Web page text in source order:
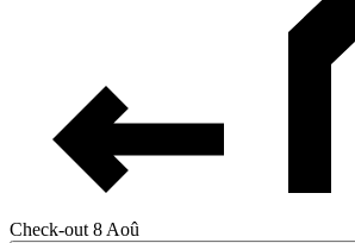
Check-out 8 Aoû